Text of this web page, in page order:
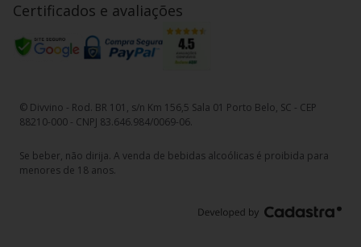
Certificados e avaliações
© Divvino - Rod. BR 101, s/n Km 156,5 Sala 01 Porto Belo, SC - CEP
88210-000 - CNPJ 83.646.984/0069-06.
Se beber, não dirija. A venda de bebidas alcoólicas é proibida para
menores de 18 anos.